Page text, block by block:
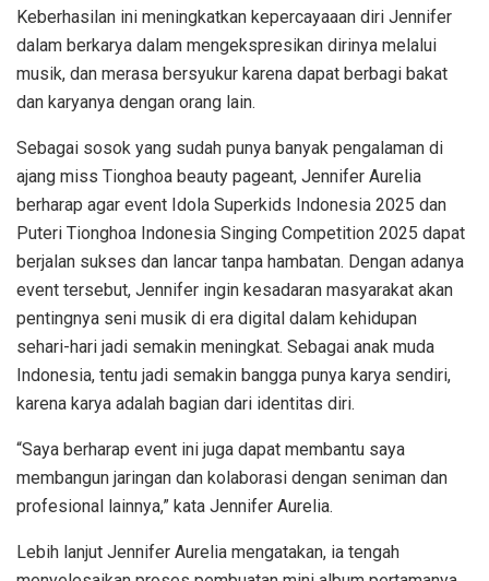
Keberhasilan ini meningkatkan kepercayaaan diri Jennifer
dalam berkarya dalam mengekspresikan dirinya melalui
musik, dan merasa bersyukur karena dapat berbagi bakat
dan karyanya dengan orang lain.
Sebagai sosok yang sudah punya banyak pengalaman di
ajang miss Tionghoa beauty pageant, Jennifer Aurelia
berharap agar event Idola Superkids Indonesia 2025 dan
Puteri Tionghoa Indonesia Singing Competition 2025 dapat
berjalan sukses dan lancar tanpa hambatan. Dengan adanya
event tersebut, Jennifer ingin kesadaran masyarakat akan
pentingnya seni musik di era digital dalam kehidupan
sehari-hari jadi semakin meningkat. Sebagai anak muda
Indonesia, tentu jadi semakin bangga punya karya sendiri,
karena karya adalah bagian dari identitas diri.
“Saya berharap event ini juga dapat membantu saya
membangun jaringan dan kolaborasi dengan seniman dan
profesional lainnya,” kata Jennifer Aurelia.
Lebih lanjut Jennifer Aurelia mengatakan, ia tengah